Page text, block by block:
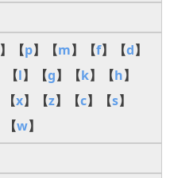
】【p】【m】【f】【d】
【l】【g】【k】【h】
【x】【z】【c】【s】
【w】